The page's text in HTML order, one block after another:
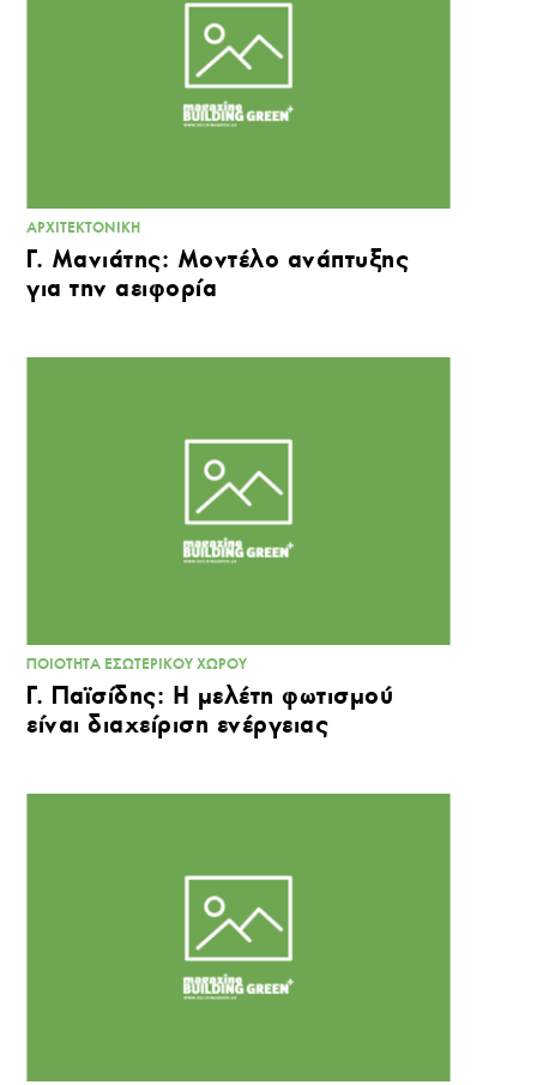
ΑΡΧΙΤΕΚΤΟΝΙΚΉ
Γ. Μανιάτης: Μοντέλο ανάπτυξης
για την αειφορία
ΠΟΙΌΤΗΤΑ ΕΣΩΤΕΡΙΚΟΎ ΧΏΡΟΥ
Γ. Παϊσίδης: Η μελέτη φωτισμού
είναι διαχείριση ενέργειας